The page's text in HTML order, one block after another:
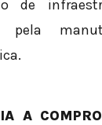
de
pela
A